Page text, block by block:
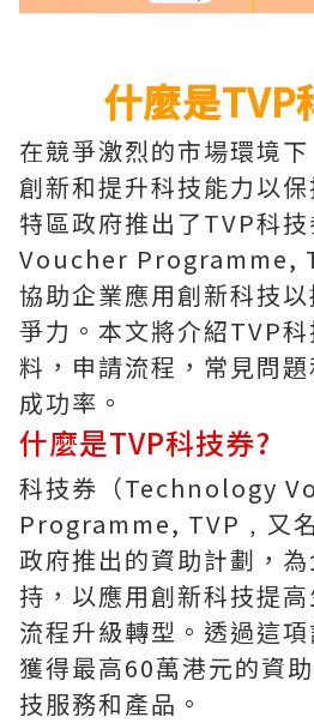
什麼是TVP
在競爭激烈的市場環境
創新和提升科技能力以
特區政府推出了TVP科
Voucher Programme,
協助企業應用創新科技
爭力。本文將介紹TVP
料，申請流程，常見問
成功率。
什麼是TVP科技券?
科技券（Technology
Programme, TVP﹐又
政府推出的資助計劃，
持，以應用創新科技提
流程升級轉型。透過這
獲得最高60萬港元的資
技服務和產品。